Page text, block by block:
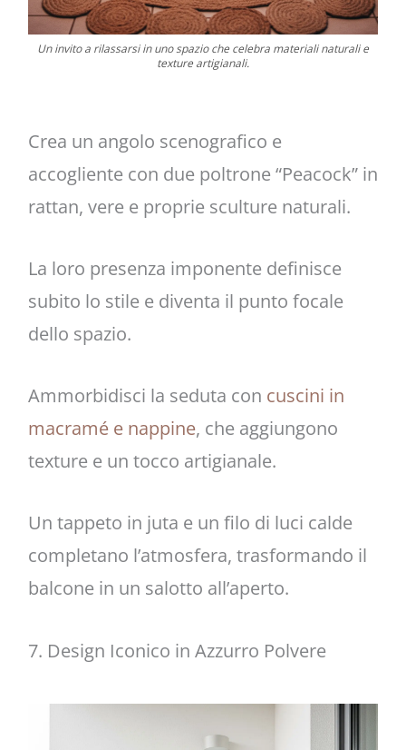
Un invito a rilassarsi in uno spazio che celebra materiali naturali e
texture artigianali.
Crea un angolo scenografico e
accogliente con due poltrone “Peacock” in
rattan, vere e proprie sculture naturali.
La loro presenza imponente definisce
subito lo stile e diventa il punto focale
dello spazio.
Ammorbidisci la seduta con cuscini in
macramé e nappine, che aggiungono
texture e un tocco artigianale.
Un tappeto in juta e un filo di luci calde
completano l’atmosfera, trasformando il
balcone in un salotto all’aperto.
7. Design Iconico in Azzurro Polvere